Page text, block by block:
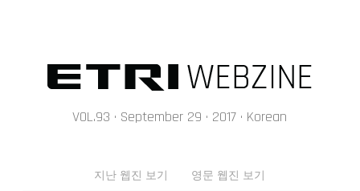
VOL.93 · September 29 · 2017 · Korean
지난 웹진 보기 영문 웹진 보기